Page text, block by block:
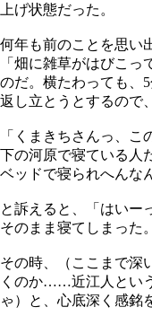
上げ状態だった。
何年も前のことを思い
「畑に雑草がはびこ
のだ。横たわっても、
返し立とうとするので
「くまきちさんっ、
下の河原で寝ている
ベッドで寝られへんな
と訴えると、「はいー
そのまま寝てしまった。
その時、（ここまで深
くのか……近江人とい
ゃ）と、心底深く感銘